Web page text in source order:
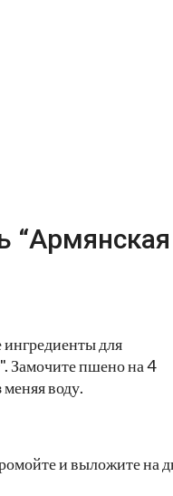
“Армянская
ингредиенты для
Замочите пшено на 4
меняя воду.
и выложите на